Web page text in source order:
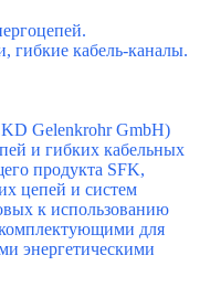
гибкие кабель-каналы.
Gelenkrohr GmbH)
и гибких кабельных
продукта SFK,
цепей и систем
к использованию
для
энергетическими